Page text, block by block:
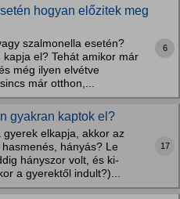
hogyan előzitek meg
szalmonella esetén?
el? Tehát amikor már
még ilyen elvétve
már otthon,...
6
gyakran kaptok el?
elkapja, akkor az
hányás? Le
hányszor volt, és ki-
a gyerektől indult?)...
17